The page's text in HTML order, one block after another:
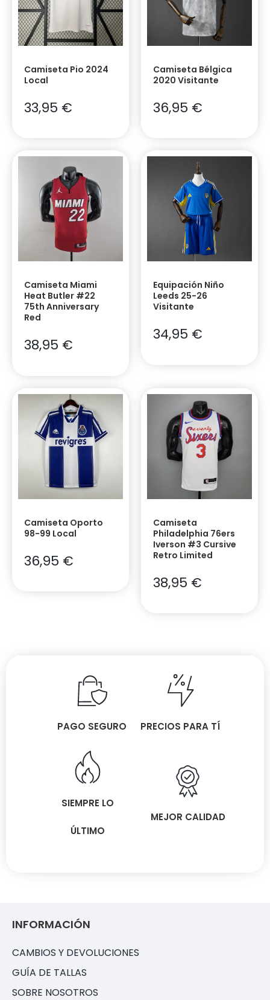
Camiseta Pio 2024
Local
33,95 €
Camiseta Bélgica
2020 Visitante
36,95 €
Camiseta Miami
Heat Butler #22
75th Anniversary
Red
38,95 €
Equipación Niño
Leeds 25-26
Visitante
34,95 €
Camiseta Oporto
98-99 Local
36,95 €
Camiseta
Philadelphia 76ers
Iverson #3 Cursive
Retro Limited
38,95 €
PAGO SEGURO PRECIOS PARA TÍ
SIEMPRE LO
ÚLTIMO
MEJOR CALIDAD
INFORMACIÓN
CAMBIOS Y DEVOLUCIONES
GUÍA DE TALLAS
SOBRE NOSOTROS